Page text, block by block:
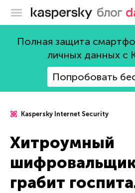
Блог
Полная защита
личных данных с
Попробовать
Kaspersky Internet Security
Хитроумный
грабит